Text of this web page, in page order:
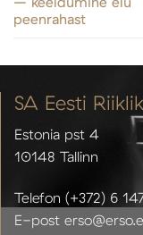
peenrahast
SA Eesti
Estonia pst 4
10148 Tallinn
Telefon (+372) 6
E-post